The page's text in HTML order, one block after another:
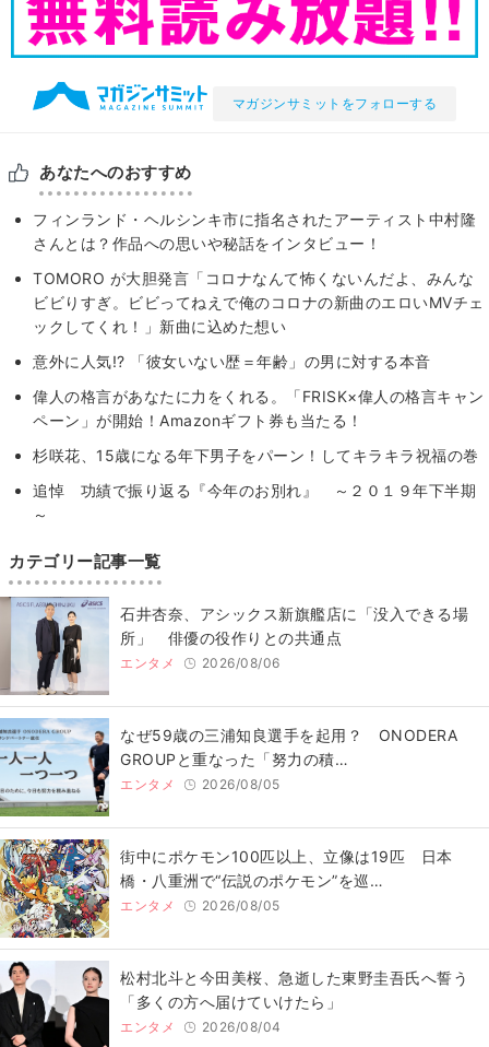
マガジンサミットをフォローする
あなたへのおすすめ
フィンランド・ヘルシンキ市に指名されたアーティスト中村隆
さんとは？作品への思いや秘話をインタビュー！
TOMORO が大胆発言「コロナなんて怖くないんだよ、みんな
ビビりすぎ。ビビってねえで俺のコロナの新曲のエロいMVチェ
ックしてくれ！」新曲に込めた想い
意外に人気!? 「彼女いない歴＝年齢」の男に対する本音
偉人の格言があなたに力をくれる。「FRISK×偉人の格言キャン
ペーン」が開始！Amazonギフト券も当たる！
杉咲花、15歳になる年下男子をパーン！してキラキラ祝福の巻
追悼 功績で振り返る『今年のお別れ』 ～２０１９年下半期
～
カテゴリー記事一覧
石井杏奈、アシックス新旗艦店に「没入できる場
所」 俳優の役作りとの共通点
エンタメ 2026/08/06
なぜ59歳の三浦知良選手を起用？ ONODERA
GROUPと重なった「努力の積…
エンタメ 2026/08/05
街中にポケモン100匹以上、立像は19匹 日本
橋・八重洲で“伝説のポケモン”を巡…
エンタメ 2026/08/05
松村北斗と今田美桜、急逝した東野圭吾氏へ誓う
「多くの方へ届けていけたら」
エンタメ 2026/08/04